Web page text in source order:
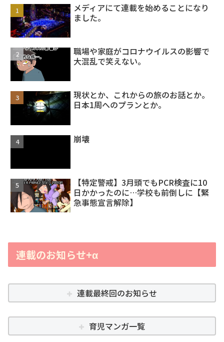
メディアにて連載を始めることになり
ました。
職場や家庭がコロナウイルスの影響で
大混乱で笑えない。
現状とか、これからの旅のお話とか。
日本1周へのプランとか。
崩壊
【特定警戒】3月頭でもPCR検査に10
日かかったのに…学校も前倒しに【緊
急事態宣言解除】
連載のお知らせ+α
連載最終回のお知らせ
育児マンガ一覧